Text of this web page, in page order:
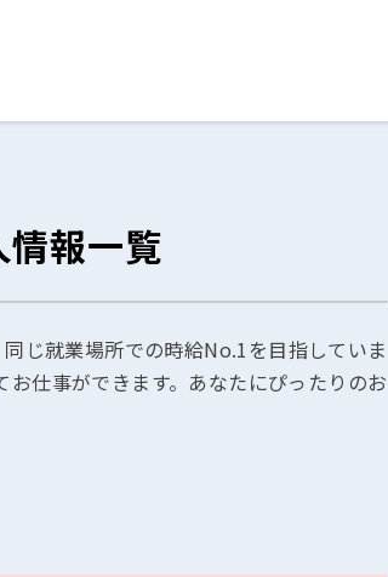
報一覧
じ就業場所での時給No.1を目指していま
仕事ができます。あなたにぴったりのお